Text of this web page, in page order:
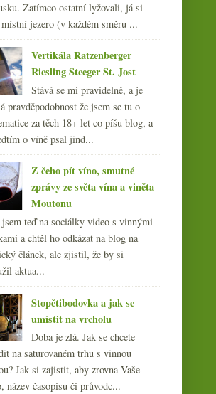
Červené z Rías Baixas?
Rozhodně ano!
Zatímco ostatní lyžovali, já si
jezero (v každém směru ...
Vertikála Ratzenberger
Riesling Steeger St. Jost
Stává se mi pravidelně, a je
pravděpodobnost že jsem se tu o
za těch 18+ let co píšu blog, a
o víně psal jind...
Z čeho pít víno, smutné
zprávy ze světa vína a viněta
Moutonu
teď na sociálky video s vinnými
a chtěl ho odkázat na blog na
článek, ale zjistil, že by si
aktua...
Stopětibodovka a jak se
umístit na vrcholu
Doba je zlá. Jak se chcete
na saturovaném trhu s vinnou
Jak si zajistit, aby zrovna Vaše
název časopisu či průvodc...